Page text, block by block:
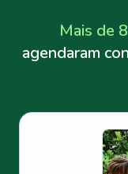
Mais de
agendaram